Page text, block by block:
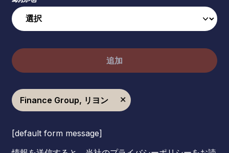
追加
Finance Group, リヨン
[default form message]